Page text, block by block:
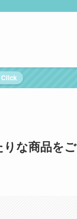
Click
りな商品をご